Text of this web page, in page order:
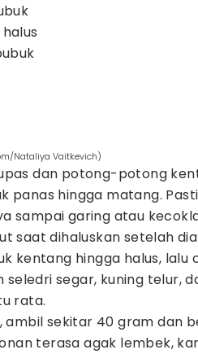
Nataliya Vaitkevich)
dan potong-potong
panas hingga matang.
sampai garing atau
saat dihaluskan setelah
kentang hingga halus, lalu
seledri segar, kuning telur,
rata.
ambil sekitar 40 gram dan
terasa agak lembek,